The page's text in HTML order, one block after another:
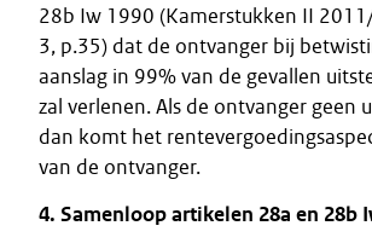
28b Iw 1990 (Kamerstukken II
3, p.35) dat de ontvanger bij
aanslag in 99% van de gevallen
zal verlenen. Als de ontvanger geen
dan komt het
van de ontvanger.
4. Samenloop artikelen 28a en 28b